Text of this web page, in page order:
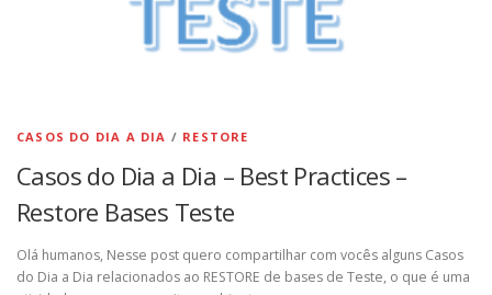
CASOS DO DIA A DIA / RESTORE
Casos do Dia a Dia – Best Practices –
Restore Bases Teste
Olá humanos, Nesse post quero compartilhar com vocês alguns Casos
do Dia a Dia relacionados ao RESTORE de bases de Teste, o que é uma